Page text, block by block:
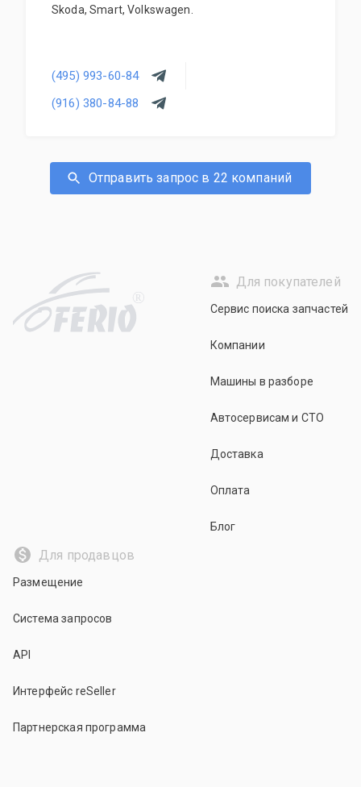
Skoda, Smart, Volkswagen.
(495) 993-60-84
(916) 380-84-88
Отправить запрос в 22 компаний
R
Для покупателей
Сервис поиска запчастей
Компании
Машины в разборе
Автосервисам и СТО
Доставка
Оплата
Блог
Для продавцов
Размещение
Система запросов
API
Интерфейс reSeller
Партнерская программа